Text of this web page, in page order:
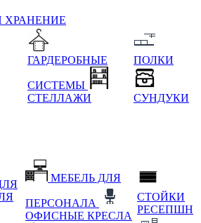
ГАРДЕРОБНЫЕ
СИСТЕМЫ
СТЕЛЛАЖИ
ПОЛКИ
СУНДУКИ
МЕБЕЛЬ ДЛЯ
ПЕРСОНАЛА
ОФИСНЫЕ КРЕСЛА
СТОЙКИ
РЕСЕПШН